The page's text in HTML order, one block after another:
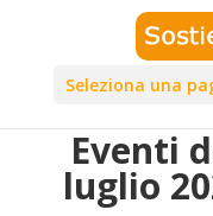
Seleziona una
Eventi
luglio